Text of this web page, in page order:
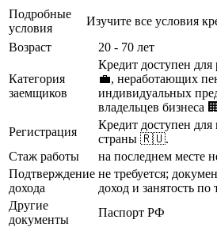
Подробные
условия
Изучите все условия
Возраст
20 - 70 лет
Категория
заемщиков
Кредит доступен
💼, неработающих
индивидуальных
владельцев бизнеса
Регистрация
Кредит доступен
страны 🇷🇺.
Стаж работы
на последнем месте
Подтверждение
дохода
не требуется;
доход и занятость
Другие
документы
Паспорт РФ